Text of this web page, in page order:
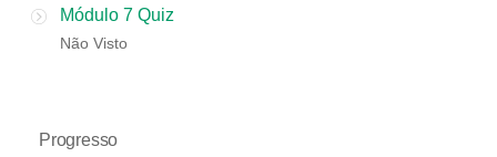
Módulo 7 Quiz
Não Visto
Progresso